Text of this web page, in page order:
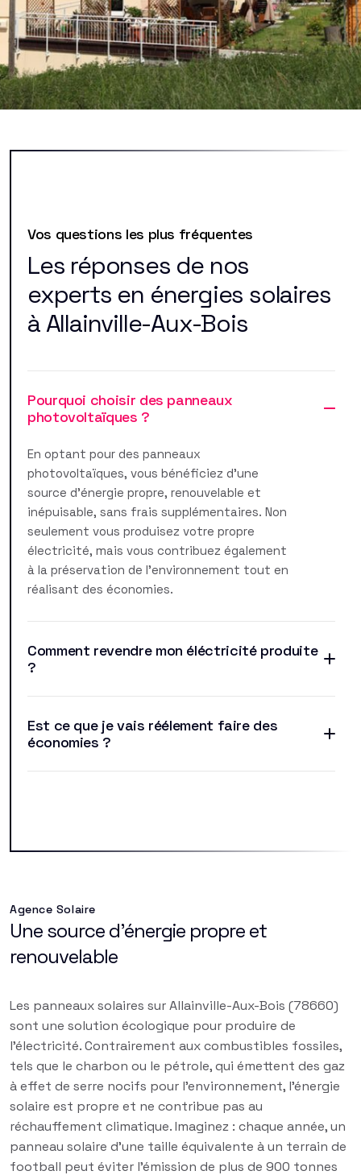
Vos questions les plus fréquentes
Les réponses de nos
experts en énergies solaires
à Allainville-Aux-Bois
Pourquoi choisir des panneaux
photovoltaïques ?
En optant pour des panneaux
photovoltaïques, vous bénéficiez d'une
source d'énergie propre, renouvelable et
inépuisable, sans frais supplémentaires. Non
seulement vous produisez votre propre
électricité, mais vous contribuez également
à la préservation de l'environnement tout en
réalisant des économies.
Comment revendre mon éléctricité produite
?
Est ce que je vais réélement faire des
économies ?
Agence Solaire
Une source d'énergie propre et
renouvelable
Les panneaux solaires sur Allainville-Aux-Bois (78660)
sont une solution écologique pour produire de
l'électricité. Contrairement aux combustibles fossiles,
tels que le charbon ou le pétrole, qui émettent des gaz
à effet de serre nocifs pour l'environnement, l'énergie
solaire est propre et ne contribue pas au
réchauffement climatique. Imaginez : chaque année, un
panneau solaire d'une taille équivalente à un terrain de
football peut éviter l'émission de plus de 900 tonnes